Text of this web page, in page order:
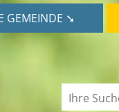
GEMEINDE ➘